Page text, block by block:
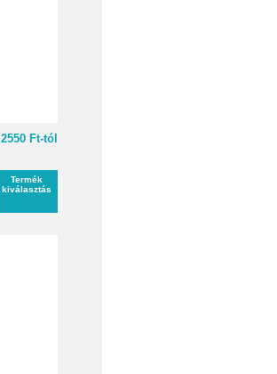
2550 Ft-tól
Termék
kiválasztás